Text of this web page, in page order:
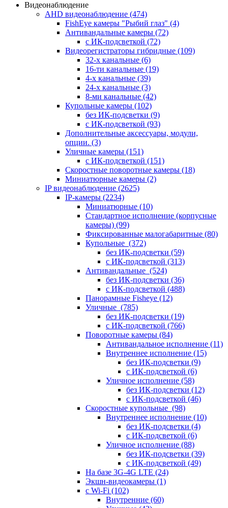
Видеонаблюдение
AHD видеонаблюдение (474)
FishEye камеры "Рыбий глаз" (4)
Антивандальные камеры (72)
с ИК-подсветкой (72)
Видеорегистраторы гибридные (109)
32-х канальные (6)
16-ти канальные (19)
4-х канальные (39)
24-х канальные (3)
8-ми канальные (42)
Купольные камеры (102)
без ИК-подсветки (9)
с ИК-подсветкой (93)
Дополнительные аксессуары, модули,
опции. (3)
Уличные камеры (151)
с ИК-подсветкой (151)
Скоростные поворотные камеры (18)
Миниатюрные камеры (2)
IP видеонаблюдение (2625)
IP-камеры (2234)
Миниатюрные (10)
Стандартное исполнение (корпусные
камеры) (99)
Фиксированные малогабаритные (80)
Купольные (372)
без ИК-подсветки (59)
с ИК-подсветкой (313)
Антивандальные (524)
без ИК-подсветки (36)
с ИК-подсветкой (488)
Панорамные Fisheye (12)
Уличные (785)
без ИК-подсветки (19)
с ИК-подсветкой (766)
Поворотные камеры (84)
Антивандальное исполнение (11)
Внутреннее исполнение (15)
без ИК-подсветки (9)
с ИК-подсветкой (6)
Уличное исполнение (58)
без ИК-подсветки (12)
с ИК-подсветкой (46)
Скоростные купольные (98)
Внутреннее исполнение (10)
без ИК-подсветки (4)
с ИК-подсветкой (6)
Уличное исполнение (88)
без ИК-подсветки (39)
с ИК-подсветкой (49)
На базе 3G-4G LTE (24)
Экшн-видеокамеры (1)
с Wi-Fi (102)
Внутренние (60)